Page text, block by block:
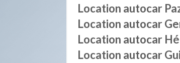
Location autocar
Location autocar
Location autocar
Location autocar